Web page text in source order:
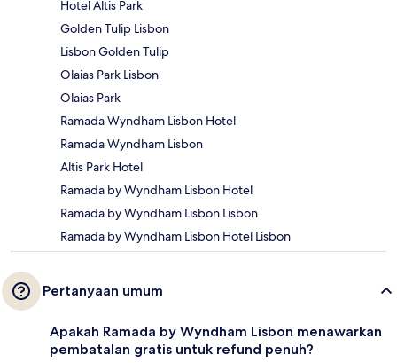
Hotel Altis Park
Golden Tulip Lisbon
Lisbon Golden Tulip
Olaias Park Lisbon
Olaias Park
Ramada Wyndham Lisbon Hotel
Ramada Wyndham Lisbon
Altis Park Hotel
Ramada by Wyndham Lisbon Hotel
Ramada by Wyndham Lisbon Lisbon
Ramada by Wyndham Lisbon Hotel Lisbon
Pertanyaan umum
Apakah Ramada by Wyndham Lisbon menawarkan
pembatalan gratis untuk refund penuh?